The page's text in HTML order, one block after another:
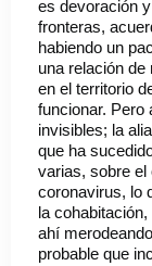
es devoración
fronteras,
habiendo un
una relación
en el territorio
funcionar. Pero
invisibles; la
que ha
varias, sobre el
coronavirus, lo
la
ahí
probable que